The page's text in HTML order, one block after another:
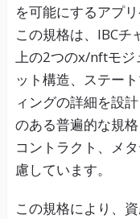
を可能にするアプ
この規格は、IBCチ
上の2つのx/nftモジ
ット構造、ステー
ィングの詳細を設
のある普遍的な規
コントラクト、メ
慮しています。
この規格により、